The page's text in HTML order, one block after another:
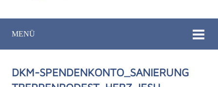
MENÜ
DKM-SPENDENKONTO_SANIERUNG